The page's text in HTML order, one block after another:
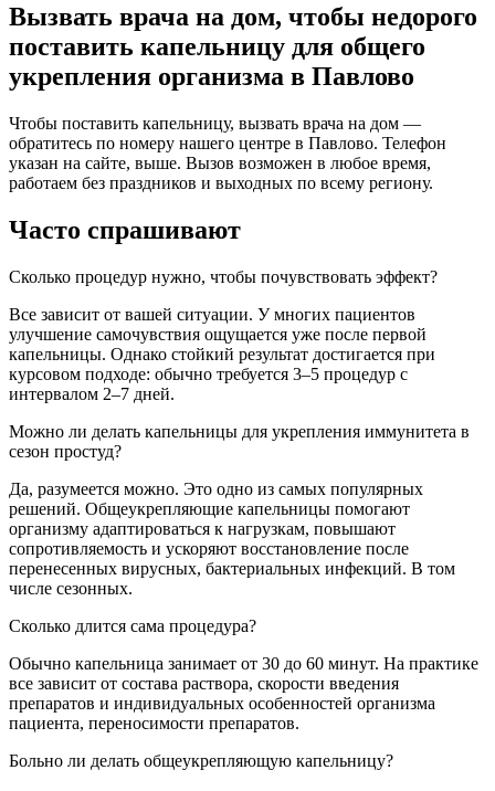
Вызвать врача на дом, чтобы недорого
поставить капельницу для общего
укрепления организма в Павлово
Чтобы поставить капельницу, вызвать врача на дом —
обратитесь по номеру нашего центре в Павлово. Телефон
указан на сайте, выше. Вызов возможен в любое время,
работаем без праздников и выходных по всему региону.
Часто спрашивают
Сколько процедур нужно, чтобы почувствовать эффект?
Все зависит от вашей ситуации. У многих пациентов
улучшение самочувствия ощущается уже после первой
капельницы. Однако стойкий результат достигается при
курсовом подходе: обычно требуется 3–5 процедур с
интервалом 2–7 дней.
Можно ли делать капельницы для укрепления иммунитета в
сезон простуд?
Да, разумеется можно. Это одно из самых популярных
решений. Общеукрепляющие капельницы помогают
организму адаптироваться к нагрузкам, повышают
сопротивляемость и ускоряют восстановление после
перенесенных вирусных, бактериальных инфекций. В том
числе сезонных.
Сколько длится сама процедура?
Обычно капельница занимает от 30 до 60 минут. На практике
все зависит от состава раствора, скорости введения
препаратов и индивидуальных особенностей организма
пациента, переносимости препаратов.
Больно ли делать общеукрепляющую капельницу?